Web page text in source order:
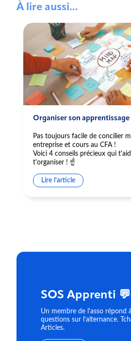
À lire aussi...
Organiser son apprentissage
Pas toujours facile de concilier
entreprise et cours au CFA !
Voici 4 conseils précieux qui
t'organiser ! ☝️
Lire l'article
SOS Apprenti 💬
Un membre de l'asso répond
questions sur l'alternance.
Articles.